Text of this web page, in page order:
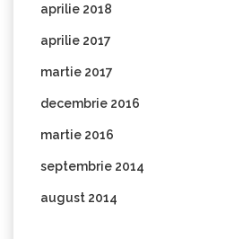
aprilie 2018
aprilie 2017
martie 2017
decembrie 2016
martie 2016
septembrie 2014
august 2014